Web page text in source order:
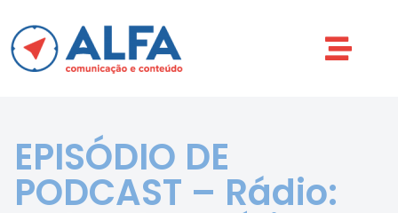
EPISÓDIO DE
PODCAST – Rádio: